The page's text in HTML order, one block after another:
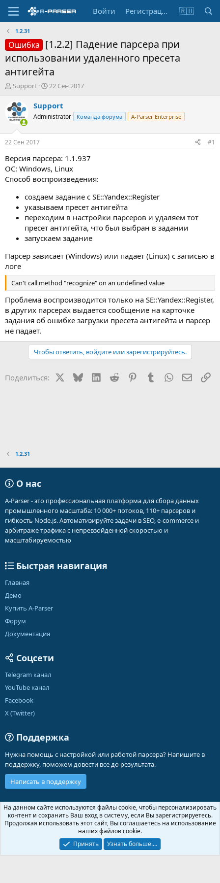
Войти Регистрация 🇷🇺
1.2.31
Ошибка [1.2.2] Падение парсера при
использовании удаленного пресета
антигейта
А
т
о
р
т
е
м
ы
Support
Д
т
а
н
а
л
22 Сен 2017
Support
Administrator Команда форума A-Parser Enterprise
22 Сен 2017 #1
Версия парсера: 1.1.937
ОС: Windows, Linux
Способ воспроизведения:
cоздаем задание с SE::Yandex::Register
указываем пресет антигейта
переходим в настройки парсеров и удаляем тот
пресет антигейта, что был выбран в задании
запускаем задание
Парсер зависает (Windows) или падает (Linux) с записью в
логе
Can't call method "recognize" on an undefined value
Проблема воспроизводится только на SE::Yandex::Register,
в других парсерах выдается сообщение на карточке
задания об ошибке загрузки пресета антигейта и парсер
не падает.
Чтобы ответить, войдите или зарегистрируйтесь.
Поделиться: BlueskyLinkedIn
Reddit PinterestTumblr WhatsApp
1.2.31
О нас
A-Parser - это профессиональная платформа для сбора данных
промышленного масштаба: 10 000+ потоков, 110+ парсеров и
гибкость Node.js. Автоматизируйте задачи в SEO, e-commerce и
арбитраже трафика с непревзойденной скоростью и
масштабируемостью
Быстрая навигация
Главная
Демо
Купить A-Parser
Форум
Документация
Соцсети
Telegram канал
YouTube канал
Facebook
X (Twitter)
Поддержка
Нужна помощь с настройкой или работой парсера? Напишите в
поддержку, поможем довести все до результата.
Написать в поддержку
Russian (RU)
Обратная связь
Условия и правила
Политика конфиденциальности
Помощь
Community platform by XenForo ® © 2010-2026 XenForo Ltd.
На данном сайте используются файлы cookie, чтобы персонализировать
контент и сохранить Ваш вход в систему, если Вы зарегистрируетесь.
Продолжая использовать этот сайт, Вы соглашаетесь на использование
наших файлов cookie.
Принять
Узнать больше.…